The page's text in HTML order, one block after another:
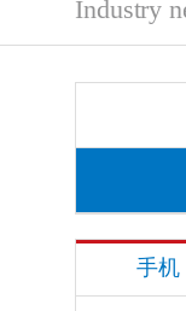
Industry
手机